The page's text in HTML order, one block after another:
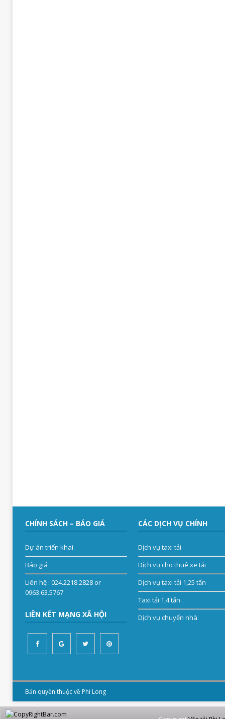
CHÍNH SÁCH – BÁO GIÁ
Dự án triển khai
Báo giá
Liên hệ: 024.2218.2828 or
0963.63.5767
LIÊN KẾT MẠNG XÃ HỘI
CÁC DỊCH VỤ CHÍNH
Dịch vụ taxi tải
Dịch vụ cho thuê xe tải
Dịch vụ taxi tải 1,25 tấn
Taxi tải 1,4 tấn
Dịch vụ chuyển nhà
Bản quyền thuộc về Phi Long